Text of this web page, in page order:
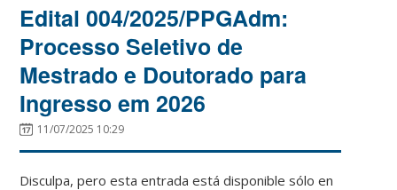
Edital 004/2025/PPGAdm:
Processo Seletivo de
Mestrado e Doutorado para
Ingresso em 2026
11/07/2025 10:29
Disculpa, pero esta entrada está disponible sólo en